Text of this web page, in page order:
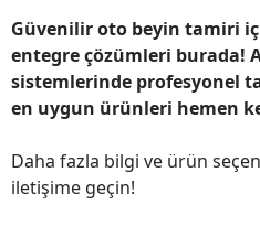
Güvenilir oto beyin tamiri
entegre çözümleri burada!
sistemlerinde profesyonel
en uygun ürünleri hemen
Daha fazla bilgi ve ürün
iletişime geçin!